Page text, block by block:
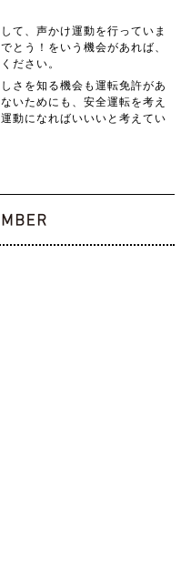
て、声かけ運動を行っていま
とう！をいう機会があれば、
ださい。
さを知る機会も運転免許があ
いためにも、安全運転を考え
動になればいいいと考えてい